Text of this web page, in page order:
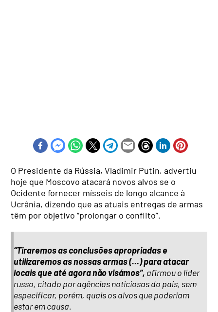
O Presidente da Rússia, Vladimir Putin, advertiu
hoje que Moscovo atacará novos alvos se o
Ocidente fornecer mísseis de longo alcance à
Ucrânia, dizendo que as atuais entregas de armas
têm por objetivo “prolongar o conflito”.
“Tiraremos as conclusões apropriadas e
utilizaremos as nossas armas (…) para atacar
locais que até agora não visámos”, afirmou o líder
russo, citado por agências noticiosas do país, sem
especificar, porém, quais os alvos que poderiam
estar em causa.